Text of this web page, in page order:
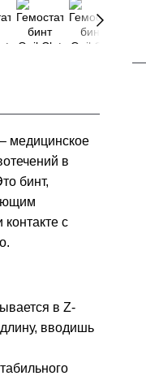
– медицинское
в
бинт,
с
в Z-
вводишь